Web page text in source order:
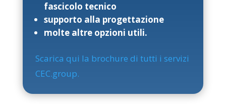
fascicolo tecnico
supporto alla progettazione
molte altre opzioni utili.
Scarica qui la brochure di tutti i servizi
CEC.group.